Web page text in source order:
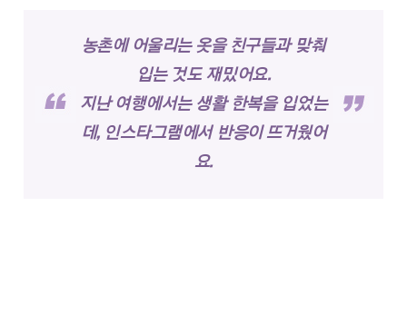
농촌에 어울리는 옷을 친구들과 맞춰
입는 것도 재밌어요.
지난 여행에서는 생활 한복을 입었는
데, 인스타그램에서 반응이 뜨거웠어
요.